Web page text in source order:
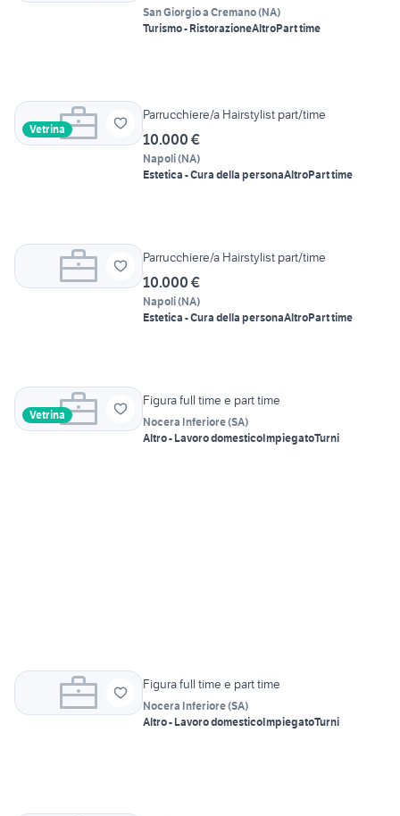
San Giorgio a Cremano(NA)
Turismo - RistorazioneAltroPart time
Vetrina
Parrucchiere/a Hairstylist part/time
10.000 €
Napoli(NA)
Estetica - Cura della personaAltroPart time
Parrucchiere/a Hairstylist part/time
10.000 €
Napoli(NA)
Estetica - Cura della personaAltroPart time
Vetrina
Figura full time e part time
Nocera Inferiore(SA)
Altro - Lavoro domesticoImpiegatoTurni
Figura full time e part time
Nocera Inferiore(SA)
Altro - Lavoro domesticoImpiegatoTurni